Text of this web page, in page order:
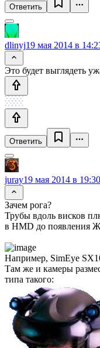
Ответить
dlinyj19 мая 2014 в
Это будет выглядеть
Ответить
juray19 мая 2014 в 19:30
Зачем рога?
Трубы вдоль висков
в HMD до появления
Например, SimEye
Там же и камеры
типа такого: